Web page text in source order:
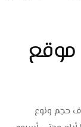
حجم ونوع